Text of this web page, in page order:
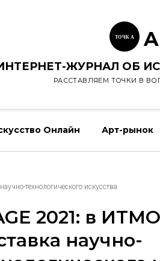
ТОЧК А
ЖУРНАЛ ОБ
РАССТАВЛЯЕМ ТОЧКИ В
Онлайн Арт-рынок
технологического искусства
2021: в
научно-